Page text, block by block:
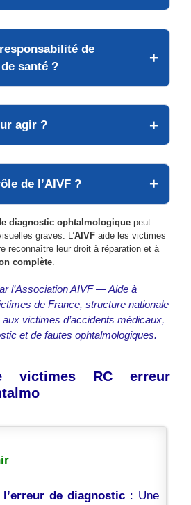
de
santé ?
agir ?
de l’AIVF ?
diagnostic ophtalmologique peut
graves. L’AIVF aide les victimes
reconnaître leur droit à réparation et à
complète
l’Association AIVF — Aide à
de France, structure nationale
aux victimes d’accidents médicaux,
et de fautes ophtalmologiques.
victimes RC erreur
l’erreur de diagnostic : Une